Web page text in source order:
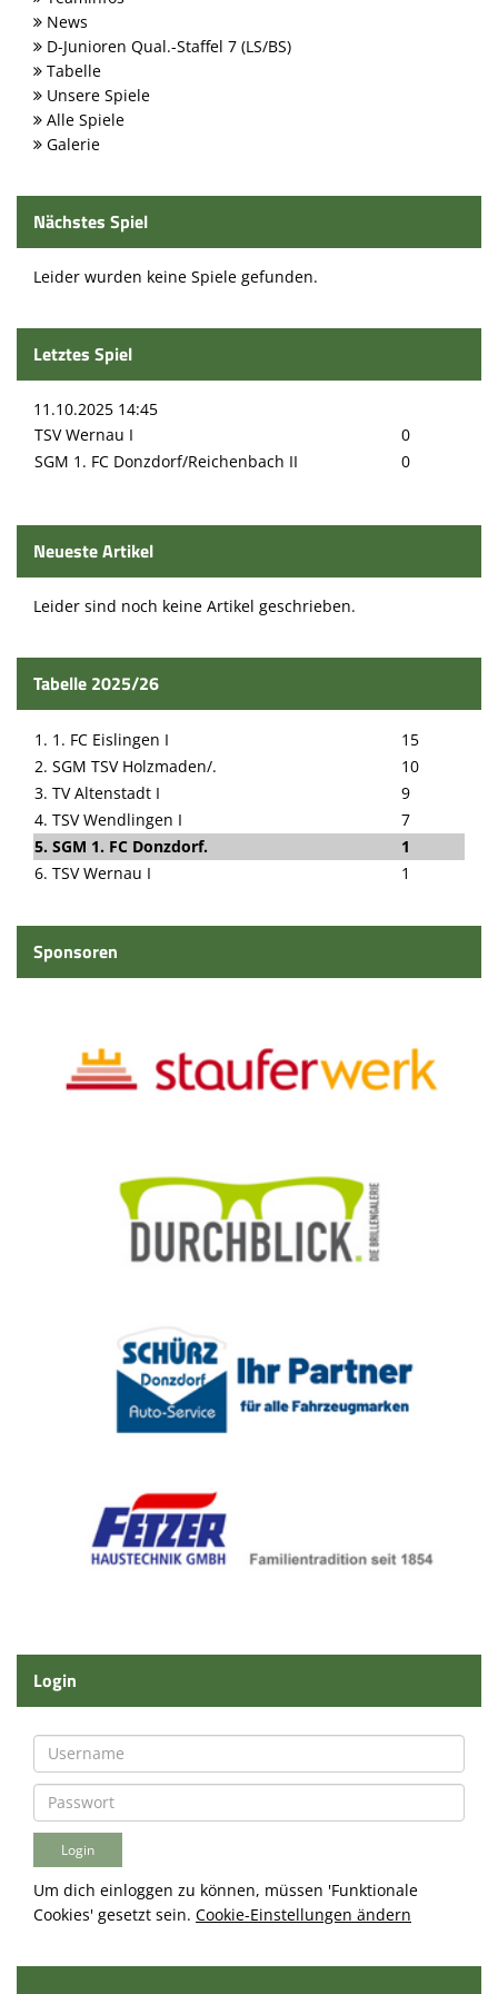
News
D-Junioren Qual.-Staffel 7 (LS/BS)
Tabelle
Unsere Spiele
Alle Spiele
Galerie
Nächstes Spiel
Leider wurden keine Spiele gefunden.
Letztes Spiel
11.10.2025 14:45
TSV Wernau I
0
SGM 1. FC Donzdorf/Reichenbach II
0
Neueste Artikel
Leider sind noch keine Artikel geschrieben.
Tabelle 2025/26
1. 1. FC Eislingen I
15
2. SGM TSV Holzmaden/.
10
3. TV Altenstadt I
9
4. TSV Wendlingen I
7
5. SGM 1. FC Donzdorf.
1
6. TSV Wernau I
1
Sponsoren
Login
Um dich einloggen zu können, müssen 'Funktionale
Cookies' gesetzt sein. Cookie-Einstellungen ändern